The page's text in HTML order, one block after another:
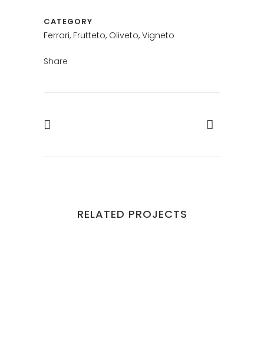
CATEGORY
Ferrari, Frutteto, Oliveto, Vigneto
Share
RELATED PROJECTS